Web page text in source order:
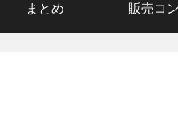
まとめ 販売コ